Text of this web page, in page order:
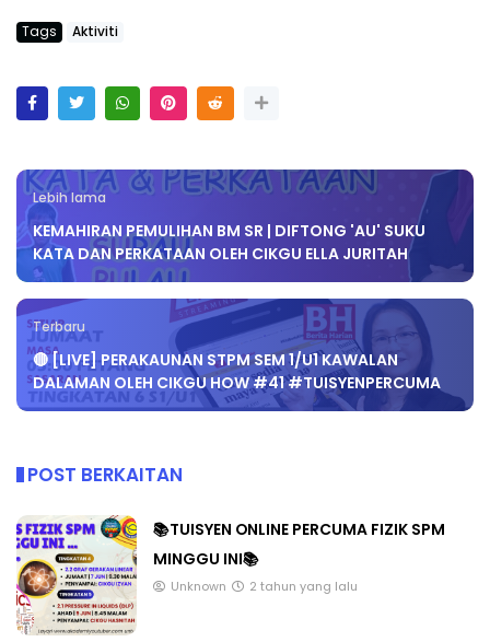
Tags Aktiviti
Lebih lama
KEMAHIRAN PEMULIHAN BM SR | DIFTONG 'AU' SUKU
KATA DAN PERKATAAN OLEH CIKGU ELLA JURITAH
Terbaru
🔴 [LIVE] PERAKAUNAN STPM SEM 1/U1 KAWALAN
DALAMAN OLEH CIKGU HOW #41 #TUISYENPERCUMA
POST BERKAITAN
📚TUISYEN ONLINE PERCUMA FIZIK SPM
MINGGU INI📚
Unknown 2 tahun yang lalu